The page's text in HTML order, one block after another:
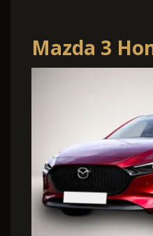
Mazda 3
SKYACTIV G